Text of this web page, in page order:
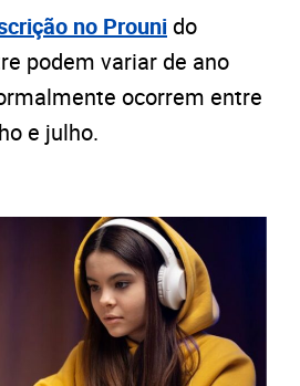
no Prouni do
podem variar de ano
ocorrem entre
e julho.